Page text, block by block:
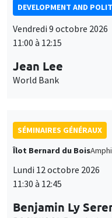
Vendredi 9 octobre 2026
11:00 à 12:15
Jean Lee
World Bank
Îlot Bernard du Bois
Lundi 12 octobre 2026
11:30 à 12:45
Benjamin Ly
ROCKWOOL Foundation